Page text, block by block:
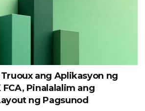
ang Aplikasyon ng
FCA, Pinalalalim ang
ng Pagsunod